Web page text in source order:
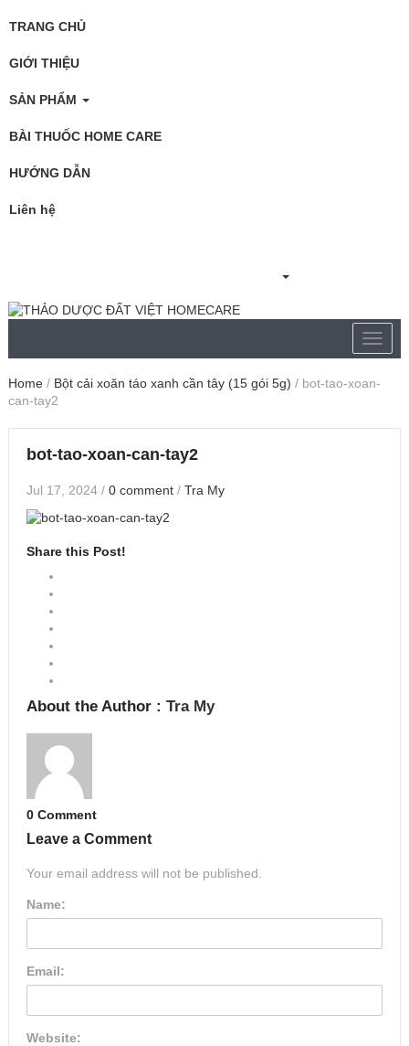
TRANG CHỦ
GIỚI THIỆU
SẢN PHẨM
BÀI THUỐC HOME CARE
HƯỚNG DẪN
Liên hệ
Home / Bột cải xoăn táo xanh cần tây (15 gói 5g) / bot-tao-xoan-
can-tay2
bot-tao-xoan-can-tay2
Jul 17, 2024 / 0 comment / Tra My
Share this Post!
About the Author : Tra My
0 Comment
Leave a Comment
Your email address will not be published.
Name:
Email:
Website: